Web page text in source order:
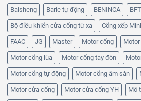
Baisheng Barie tự động BENINCA BFT
Bộ điều khiển cửa cổng từ xa Cổng xếp
FAAC JG Master Motor cổng
Motor cổng lùa Motor cổng tay đòn
Motor cổng tự động Motor cổng âm sàn
Motor cửa cổng Motor cửa cổng YH Mô